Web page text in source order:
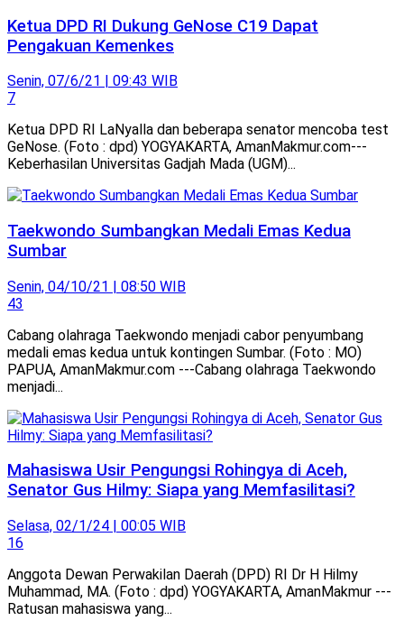
Ketua DPD RI Dukung GeNose C19 Dapat
Pengakuan Kemenkes
Senin, 07/6/21 | 09:43 WIB
7
Ketua DPD RI LaNyalla dan beberapa senator mencoba test
GeNose. (Foto : dpd) YOGYAKARTA, AmanMakmur.com---
Keberhasilan Universitas Gadjah Mada (UGM)...
Taekwondo Sumbangkan Medali Emas Kedua
Sumbar
Senin, 04/10/21 | 08:50 WIB
43
Cabang olahraga Taekwondo menjadi cabor penyumbang
medali emas kedua untuk kontingen Sumbar. (Foto : MO)
PAPUA, AmanMakmur.com ---Cabang olahraga Taekwondo
menjadi...
Mahasiswa Usir Pengungsi Rohingya di Aceh,
Senator Gus Hilmy: Siapa yang Memfasilitasi?
Selasa, 02/1/24 | 00:05 WIB
16
Anggota Dewan Perwakilan Daerah (DPD) RI Dr H Hilmy
Muhammad, MA. (Foto : dpd) YOGYAKARTA, AmanMakmur ---
Ratusan mahasiswa yang...